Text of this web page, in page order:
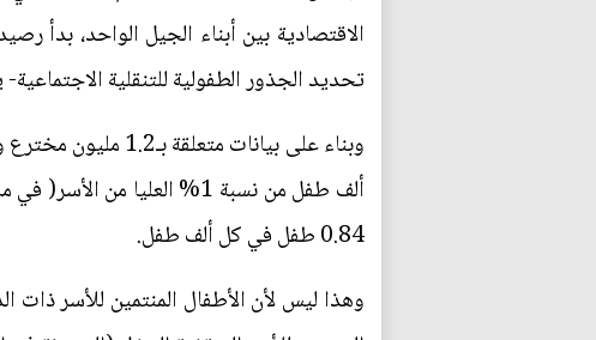
الاقتصادية بين أبناء الجيل الواحد،
تحديد الجذور الطفولية للتنقلية
ألف طفل من نسبة 1%
0.84 طفل في كل ألف طفل.